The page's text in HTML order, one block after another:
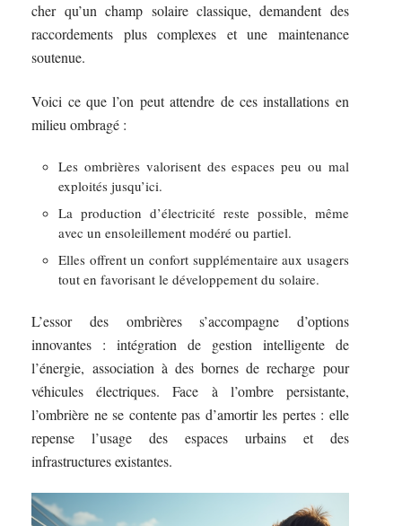
cher qu’un champ solaire classique, demandent des
raccordements plus complexes et une maintenance
soutenue.
Voici ce que l’on peut attendre de ces installations en
milieu ombragé :
Les ombrières valorisent des espaces peu ou mal
exploités jusqu’ici.
La production d’électricité reste possible, même
avec un ensoleillement modéré ou partiel.
Elles offrent un confort supplémentaire aux usagers
tout en favorisant le développement du solaire.
L’essor des ombrières s’accompagne d’options
innovantes : intégration de gestion intelligente de
l’énergie, association à des bornes de recharge pour
véhicules électriques. Face à l’ombre persistante,
l’ombrière ne se contente pas d’amortir les pertes : elle
repense l’usage des espaces urbains et des
infrastructures existantes.